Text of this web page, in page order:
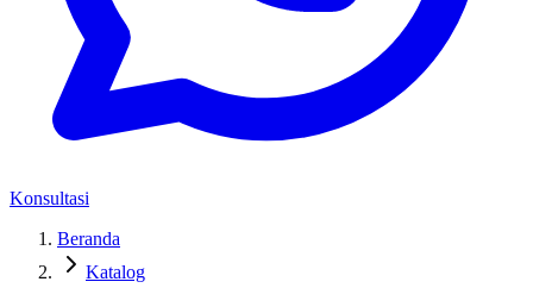
Konsultasi
Beranda
Katalog